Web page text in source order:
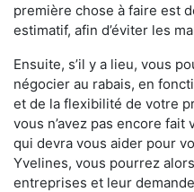
première chose à faire est
estimatif, afin d’éviter les
Ensuite, s’il y a lieu, vous
négocier au rabais, en
et de la flexibilité de votre
vous n’avez pas encore
qui devra vous aider pour
Yvelines, vous pourrez
entreprises et leur